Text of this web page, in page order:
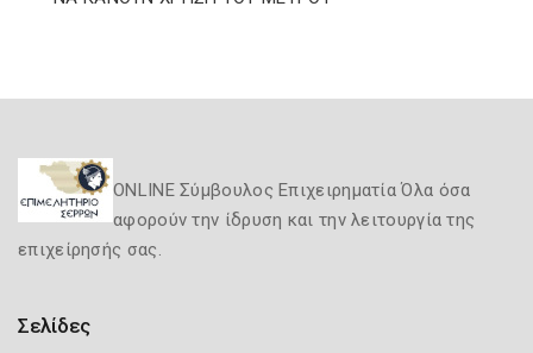
ONLINE Σύμβουλος Επιχειρηματία Όλα όσα
αφορούν την ίδρυση και την λειτουργία της
επιχείρησής σας.
Σελίδες